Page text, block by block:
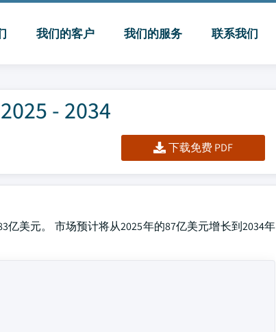
我们的客户 我们的服务 联系我们
- 2034
下载免费 PDF
美元。 市场预计将从2025年的87亿美元增长到2034年